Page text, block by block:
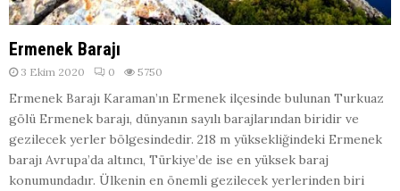
Ermenek Barajı
3 Ekim 2020 0 5750
Ermenek Barajı Karaman’ın Ermenek ilçesinde bulunan Turkuaz
gölü Ermenek barajı, dünyanın sayılı barajlarından biridir ve
gezilecek yerler bölgesindedir. 218 m yüksekliğindeki Ermenek
barajı Avrupa’da altıncı, Türkiye’de ise en yüksek baraj
konumundadır. Ülkenin en önemli gezilecek yerlerinden biri